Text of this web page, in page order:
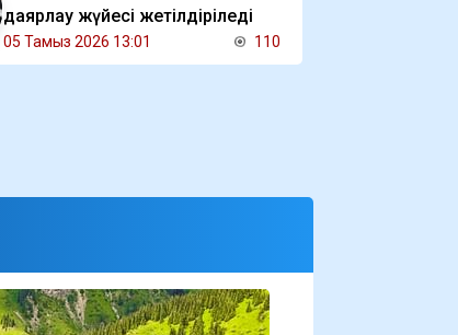
даярлау жүйесі жетілдіріледі
05 Тамыз 2026 13:01 110